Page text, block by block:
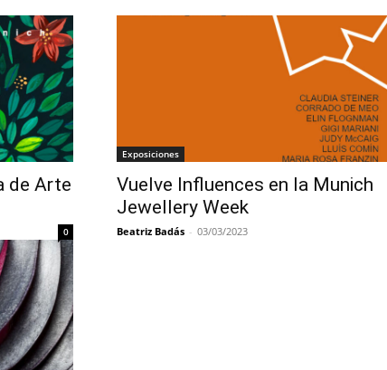
de Arte
0
Exposiciones
Vuelve Influences en la Munich
Jewellery Week
Beatriz Badás - 03/03/2023